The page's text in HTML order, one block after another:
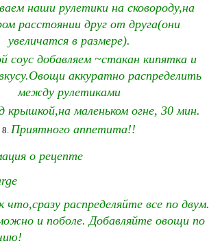
наши рулетики на сковороду,на
расстоянии друг от друга(они
увеличатся в размере).
соус добавляем ~стакан кипятка и
аккуратно распределить
между рулетиками
крышкой,на маленьком огне, 30 мин.
Приятного аппетита!!
о рецепте
распределяйте все по двум.
и поболе. Добавляйте овощи по